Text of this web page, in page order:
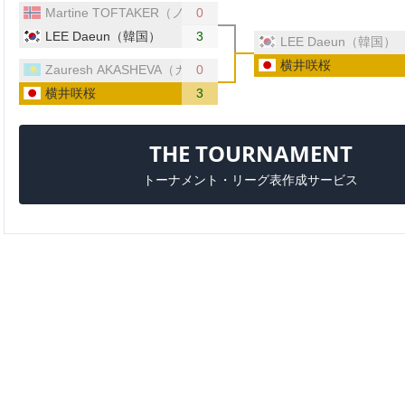
Martine TOFTAKER（ノルウェー）
0
LEE Daeun（韓国）
3
Zauresh AKASHEVA（カザフスタン）
0
横井咲桜
3
LEE Daeun（韓国）
横井咲桜
THE TOURNAMENT
トーナメント・リーグ表作成サービス